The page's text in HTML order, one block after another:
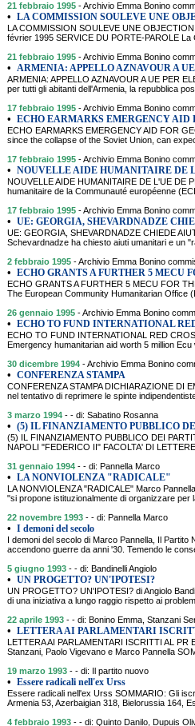
21 febbraio 1995 - Archivio Emma Bonino
• LA COMMISSION SOULEVE UNE
LA COMMISSION SOULEVE UNE
février 1995 SERVICE DU PORTE-PAROLE
21 febbraio 1995 - Archivio Emma Bonino
• ARMENIA: APPELLO AZNAVOUR A
ARMENIA: APPELLO AZNAVOUR A UE PER
per tutti gli abitanti dell'Armenia, la repubblica
17 febbraio 1995 - Archivio Emma Bonino
• ECHO EARMARKS EMERGENCY AID
ECHO EARMARKS EMERGENCY AID FOR
since the collapse of the Soviet Union, can
17 febbraio 1995 - Archivio Emma Bonino
• NOUVELLE AIDE HUMANITAIRE DE
NOUVELLE AIDE HUMANITAIRE DE L'UE DE
humanitaire de la Communauté européenne
17 febbraio 1995 - Archivio Emma Bonino
• UE: GEORGIA, SHEVARDNADZE
UE: GEORGIA, SHEVARDNADZE CHIEDE
Schevardnadze ha chiesto aiuti umanitari e un
2 febbraio 1995 - Archivio Emma Bonino
• ECHO GRANTS A FURTHER 5 MECU
ECHO GRANTS A FURTHER 5 MECU FOR
The European Community Humanitarian Office
26 gennaio 1995 - Archivio Emma Bonino
• ECHO TO FUND INTERNATIONAL
ECHO TO FUND INTERNATIONAL RED
Emergency humanitarian aid worth 5 million
30 dicembre 1994 - Archivio Emma Bonino
• CONFERENZA STAMPA
CONFERENZA STAMPA DICHIARAZIONE DI
nel tentativo di reprimere le spinte
3 marzo 1994 - - di: Sabatino Rosanna
• (5) IL FINANZIAMENTO PUBBLICO
(5) IL FINANZIAMENTO PUBBLICO DEI
NAPOLI "FEDERICO II" FACOLTA' DI
31 gennaio 1994 - - di: Pannella Marco
• LA NONVIOLENZA "RADICALE"
LA NONVIOLENZA "RADICALE" Marco
"si propone istituzionalmente di organizzare per
22 novembre 1993 - - di: Pannella Marco
• I demoni del secolo
I demoni del secolo di Marco Pannella, Il
accendono guerre da anni '30. Temendo le
5 giugno 1993 - - di: Bandinelli Angiolo
• UN PROGETTO? UN'IPOTESI?
UN PROGETTO? UN'IPOTESI? di Angiolo
di una iniziativa a lungo raggio rispetto ai
22 aprile 1993 - - di: Bonino Emma, Stanzani
• LETTERA AI PARLAMENTARI
LETTERA AI PARLAMENTARI ISCRITTI AL
Stanzani, Paolo Vigevano e Marco Pannella
19 marzo 1993 - - di: Il partito nuovo
• Essere radicali nell'ex Urss
Essere radicali nell'ex Urss SOMMARIO: Gli
Armenia 53, Azerbaigian 318, Bielorussia 164,
4 febbraio 1993 - - di: Quinto Danilo, Dupuis